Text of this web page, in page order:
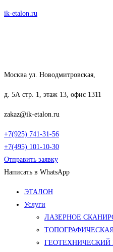
Перейти
ik-etalon.ru
Москва ул. Новодмитровская,
д. 5А стр. 1, этаж 13, офис 1311
zakaz@ik-etalon.ru
+7(925) 741-31-56
+7(495) 101-10-30
Отправить заявку
Написать в WhatsApp
Меню
ЭТАЛОН
Услуги
ЛАЗЕРНОЕ